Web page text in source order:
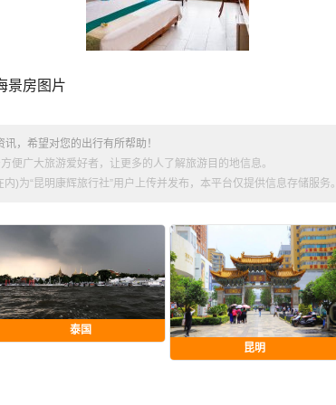
景房图片
，希望对您的出行有所帮助！
便广大旅游爱好者，让更多的人了解旅游目的地信息。
)为“昆明康辉旅行社”用户上传并发布，本平台仅提供信息存储服务。
泰国
昆明